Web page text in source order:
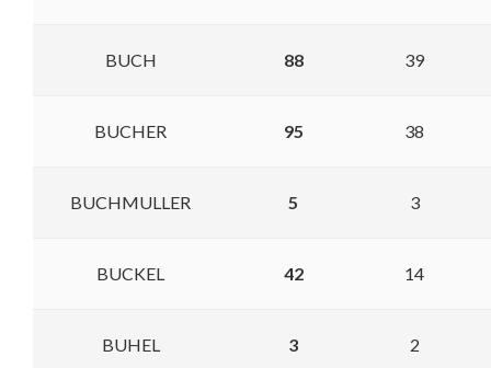
BUCH 88 39
BUCHER 95 38
BUCHMULLER 5 3
BUCKEL 42 14
BUHEL 3 2